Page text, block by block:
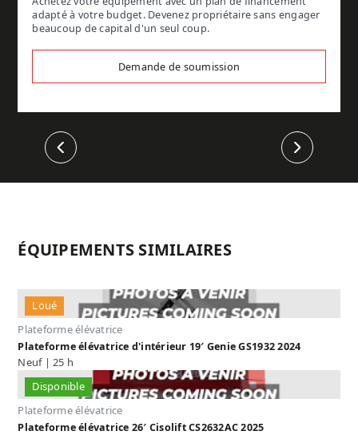
adapté à votre budget. Devenez propriétaire sans engager
beaucoup de capital d'un seul coup.
Demande de soumission
Précédent Suivant
ÉQUIPEMENTS SIMILAIRES
Loué
Plateforme élévatrice
Plateforme élévatrice d'intérieur 19′ Genie GS1932 2024
Neuf | 25 h
Disponible
Plateforme élévatrice
Plateforme élévatrice 26′ Cisolift CS2632AC 2025